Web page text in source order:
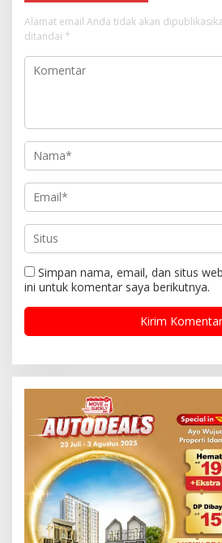
Alamat email Anda tidak akan
ditandai *
Simpan nama, email, dan situs
ini untuk komentar saya berikutnya.